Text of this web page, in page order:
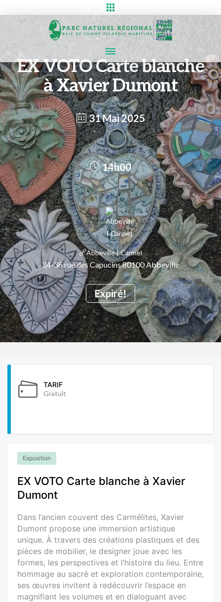
EX VOTO Carte blanche
à Xavier Dumont
31 Mai 2025
Expiré!
14h00
Abbeville | Carmel
34-36 rue des Capucins 80100 Abbeville
TARIF
Gratuit
Exposition
EX VOTO Carte blanche à Xavier
Dumont
Dans l’ancien couvent des Carmélites, Xavier
Dumont propose une immersion artistique
unique. À travers des créations plastiques et des
pièces de mobilier, le designer joue avec les
formes, les perspectives et l’histoire du lieu. Entre
hommage au sacré et exploration contemporaine,
ses œuvres invitent à redécouvrir l’espace en
magnifiant les volumes et en dialoguant avec